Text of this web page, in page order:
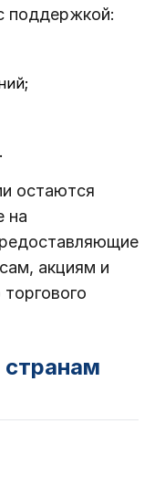
поддержкой:
остаются
на
акциям и